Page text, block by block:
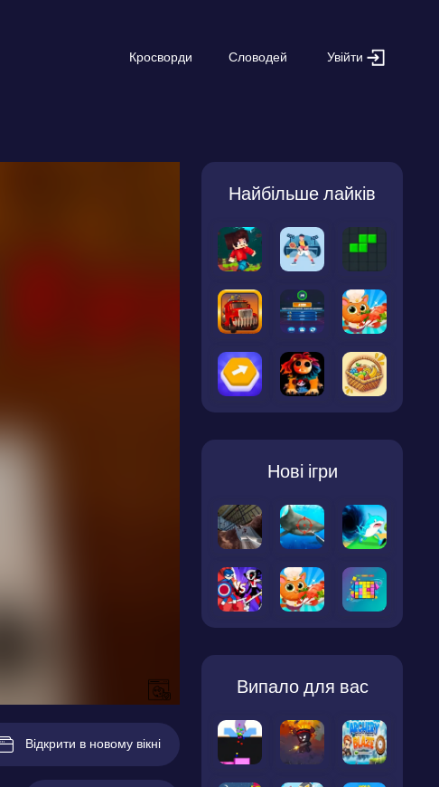
Кросворди Словодей Увійти
Відкрити в новому вікні
Найбільше лайків
Нові ігри
Випало для вас